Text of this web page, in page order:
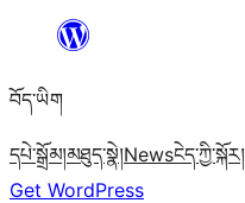
content
བོད་ཡིག
དཔེ་སྒྲོམ།མཐུད་སྣེ།Newsངེད་ཀྱི་སྐོར།
Get WordPress